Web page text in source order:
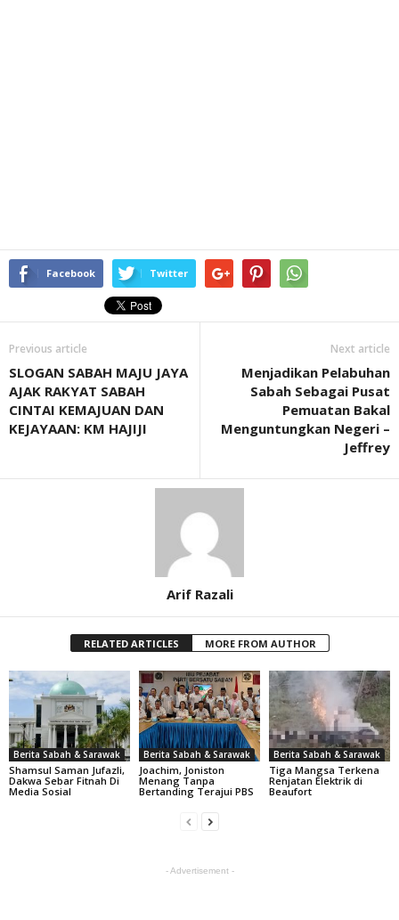
Facebook Twitter
Previous article
SLOGAN SABAH MAJU JAYA
AJAK RAKYAT SABAH
CINTAI KEMAJUAN DAN
KEJAYAAN: KM HAJIJI
Next article
Menjadikan Pelabuhan
Sabah Sebagai Pusat
Pemuatan Bakal
Menguntungkan Negeri –
Jeffrey
Arif Razali
RELATED ARTICLES MORE FROM AUTHOR
Berita Sabah & Sarawak
Shamsul Saman Jufazli,
Dakwa Sebar Fitnah Di
Media Sosial
Berita Sabah & Sarawak
Joachim, Joniston
Menang Tanpa
Bertanding Terajui PBS
Berita Sabah & Sarawak
Tiga Mangsa Terkena
Renjatan Elektrik di
Beaufort
- Advertisement -